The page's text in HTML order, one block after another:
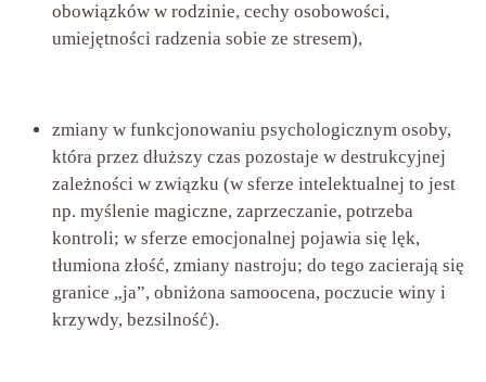
obowiązków w rodzinie, cechy osobowości,
umiejętności radzenia sobie ze stresem),
zmiany w funkcjonowaniu psychologicznym osoby,
która przez dłuższy czas pozostaje w destrukcyjnej
zależności w związku (w sferze intelektualnej to jest
np. myślenie magiczne, zaprzeczanie, potrzeba
kontroli; w sferze emocjonalnej pojawia się lęk,
tłumiona złość, zmiany nastroju; do tego zacierają się
granice „ja”, obniżona samoocena, poczucie winy i
krzywdy, bezsilność).